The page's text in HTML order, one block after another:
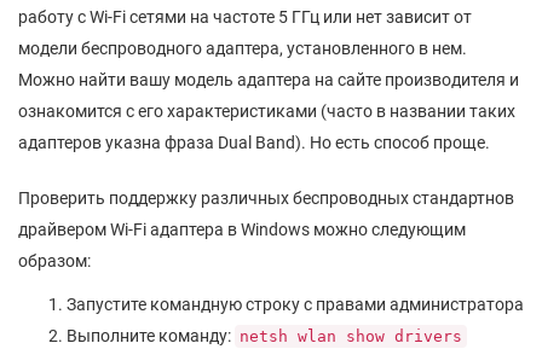
работу с Wi-Fi сетями на частоте 5 ГГц или нет зависит от
модели беспроводного адаптера, установленного в нем.
Можно найти вашу модель адаптера на сайте производителя и
ознакомится с его характеристиками (часто в названии таких
адаптеров указна фраза Dual Band). Но есть способ проще.
Проверить поддержку различных беспроводных стандартнов
драйвером Wi-Fi адаптера в Windows можно следующим
образом:
Запустите командную строку с правами администратора
Выполните команду: netsh wlan show drivers